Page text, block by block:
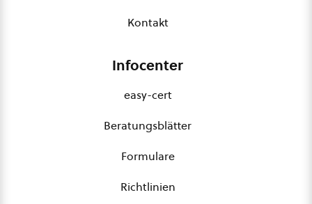
Kontakt
Infocenter
easy-cert
Beratungsblätter
Formulare
Richtlinien